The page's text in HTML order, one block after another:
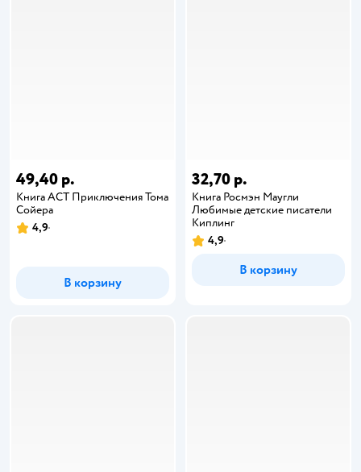
49,40 р.
Книга АСТ Приключения Тома
Сойера
4,9
В корзину
32,70 р.
Книга Росмэн Маугли
Любимые детские писатели
Киплинг
4,9
В корзину